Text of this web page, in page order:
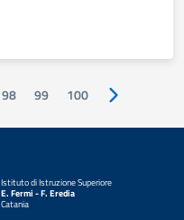
98 99 100 Pagina
Istituto di Istruzione Superiore
E. Fermi - F. Eredia
Catania